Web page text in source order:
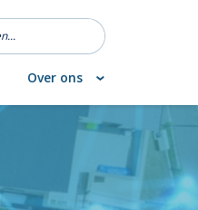
Over ons